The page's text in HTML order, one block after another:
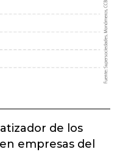
de los
empresas del